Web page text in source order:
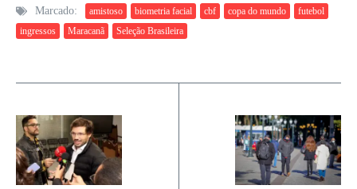
Marcado: amistoso biometria facial cbf copa do mundo
futebol
ingressos
Maracanã Seleção Brasileira